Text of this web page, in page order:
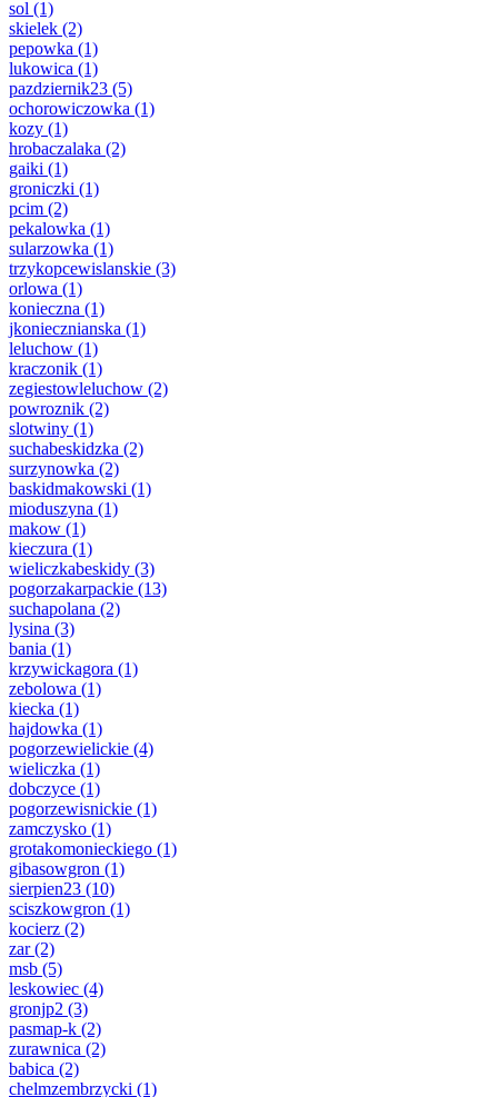
sol (1)
skielek (2)
pepowka (1)
lukowica (1)
pazdziernik23 (5)
ochorowiczowka (1)
kozy (1)
hrobaczalaka (2)
gaiki (1)
groniczki (1)
pcim (2)
pekalowka (1)
sularzowka (1)
trzykopcewislanskie (3)
orlowa (1)
konieczna (1)
jkoniecznianska (1)
leluchow (1)
kraczonik (1)
zegiestowleluchow (2)
powroznik (2)
slotwiny (1)
suchabeskidzka (2)
surzynowka (2)
baskidmakowski (1)
mioduszyna (1)
makow (1)
kieczura (1)
wieliczkabeskidy (3)
pogorzakarpackie (13)
suchapolana (2)
lysina (3)
bania (1)
krzywickagora (1)
zebolowa (1)
kiecka (1)
hajdowka (1)
pogorzewielickie (4)
wieliczka (1)
dobczyce (1)
pogorzewisnickie (1)
zamczysko (1)
grotakomonieckiego (1)
gibasowgron (1)
sierpien23 (10)
sciszkowgron (1)
kocierz (2)
zar(2)
msb (5)
leskowiec (4)
gronjp2 (3)
pasmap-k (2)
zurawnica (2)
babica (2)
chelmzembrzycki (1)